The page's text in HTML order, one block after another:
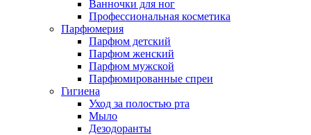
Ванночки для ног
Профессиональная косметика
Парфюмерия
Парфюм детский
Парфюм женский
Парфюм мужской
Парфюмированные спреи
Гигиена
Уход за полостью рта
Мыло
Дезодоранты